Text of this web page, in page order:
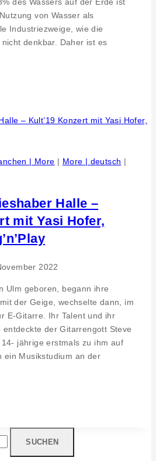
des Wassers auf der Erde ist
von Wasser als
Industriezweige, wie die
denkbar. Daher ist es
| More | More | deutsch |
Halle –
mit Yasi Hofer,
2022
Ulm geboren, begann ihre
der Geige, wechselte dann, im
E-Gitarre. Ihr Talent und ihr
der Gitarrengott Steve
jährige erstmals zu ihm auf
ein Musikstudium an der